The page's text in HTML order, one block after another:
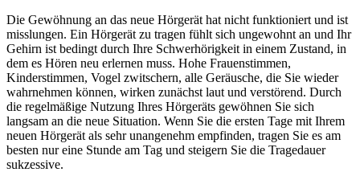
Die Gewöhnung an das neue Hörgerät hat nicht funktioniert und ist
misslungen. Ein Hörgerät zu tragen fühlt sich ungewohnt an und Ihr
Gehirn ist bedingt durch Ihre Schwerhörigkeit in einem Zustand, in
dem es Hören neu erlernen muss. Hohe Frauenstimmen,
Kinderstimmen, Vogel zwitschern, alle Geräusche, die Sie wieder
wahrnehmen können, wirken zunächst laut und verstörend. Durch
die regelmäßige Nutzung Ihres Hörgeräts gewöhnen Sie sich
langsam an die neue Situation. Wenn Sie die ersten Tage mit Ihrem
neuen Hörgerät als sehr unangenehm empfinden, tragen Sie es am
besten nur eine Stunde am Tag und steigern Sie die Tragedauer
sukzessive.